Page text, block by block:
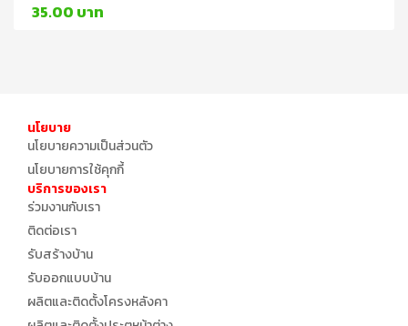
35.00 บาท
นโยบาย
นโยบายความเป็นส่วนตัว
นโยบายการใช้คุกกี้
บริการของเรา
ร่วมงานกับเรา
ติดต่อเรา
รับสร้างบ้าน
รับออกแบบบ้าน
ผลิตและติดตั้งโครงหลังคา